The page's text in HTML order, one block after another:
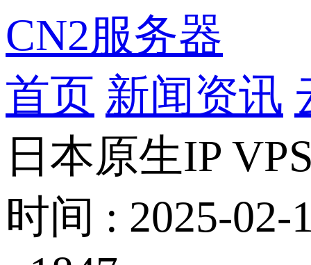
CN2服务器
首页 新闻资讯
日本原生IP
时间 : 2025-02-